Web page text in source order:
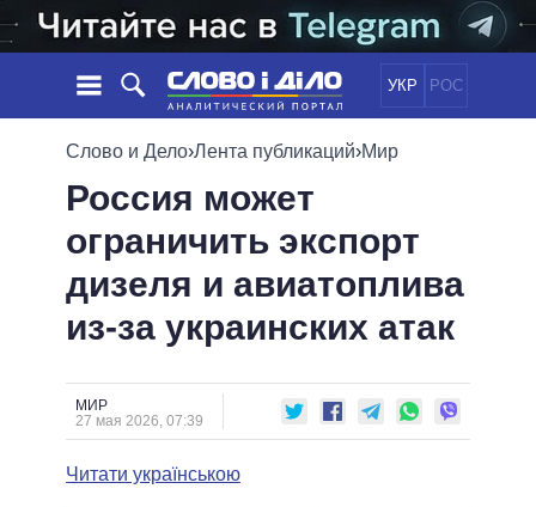
УКР РОС
НОВОСТИ
ЛЕНТА
СОБЫТИЯ
СТАТЬИ
ОБЗОРЫ
ДАЙДЖЕСТЫ
ПОЛИТИКА
ЭКОНОМИКА
ОБЩЕСТВО
ОБЕЩАНИЯ
ПОЛИТИКИ
ПРЕЗИДЕНТ И ОФИС
ВЕРХОВНАЯ РАДА
КАБИНЕТ МИНИСТРОВ
МЭРЫ
ПОДДЕРЖАТЬ
СРАВНЕНИЕ ПОЛИТИКОВ
Слово и Дело›Лента публикаций›Мир
Россия может
ограничить экспорт
дизеля и авиатоплива
из-за украинских атак
МИР
27 мая 2026, 07:39
Читати українською